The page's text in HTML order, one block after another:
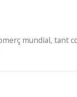
mundial, tant